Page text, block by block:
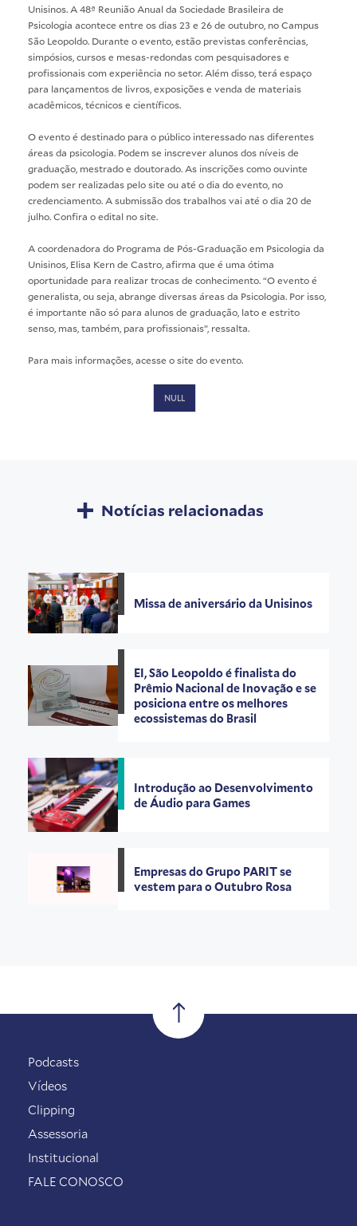
Unisinos. A 48ª Reunião Anual da Sociedade Brasileira de
Psicologia acontece entre os dias 23 e 26 de outubro, no Campus
São Leopoldo. Durante o evento, estão previstas conferências,
simpósios, cursos e mesas-redondas com pesquisadores e
profissionais com experiência no setor. Além disso, terá espaço
para lançamentos de livros, exposições e venda de materiais
acadêmicos, técnicos e científicos.
O evento é destinado para o público interessado nas diferentes
áreas da psicologia. Podem se inscrever alunos dos níveis de
graduação, mestrado e doutorado. As inscrições como ouvinte
podem ser realizadas pelo site ou até o dia do evento, no
credenciamento. A submissão dos trabalhos vai até o dia 20 de
julho. Confira o edital nosite.
A coordenadora do Programa de Pós-Graduação em Psicologia da
Unisinos, Elisa Kern de Castro, afirma que é uma ótima
oportunidade para realizar trocas de conhecimento. “O evento é
generalista, ou seja, abrange diversas áreas da Psicologia. Por isso,
é importante não só para alunos de graduação, lato e estrito
senso, mas, também, para profissionais”, ressalta.
Para mais informações, acesse osite do evento.
NULL
Notícias relacionadas
Missa de aniversário da Unisinos
EI, São Leopoldo é finalista do
Prêmio Nacional de Inovação e se
posiciona entre os melhores
ecossistemas do Brasil
Introdução ao Desenvolvimento
de Áudio para Games
Empresas do Grupo PARIT se
vestem para o Outubro Rosa
Podcasts
Vídeos
Clipping
Assessoria
Institucional
FALE CONOSCO